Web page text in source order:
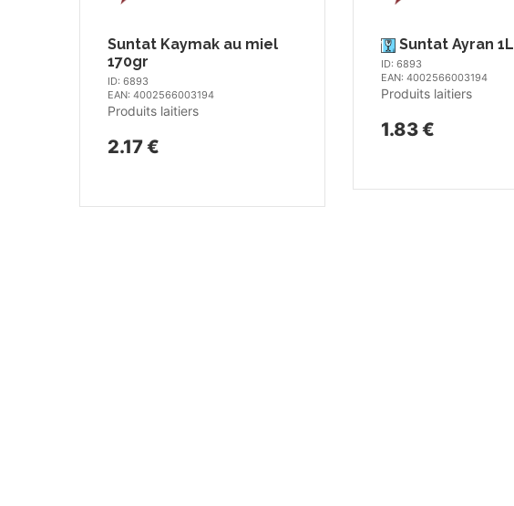
Suntat Kaymak au miel
170gr
ID: 6893
EAN: 4002566003194
Produits laitiers
2.17 €
Suntat Ayran 1L
ID: 6893
EAN: 4002566003194
Produits laitiers
1.83 €